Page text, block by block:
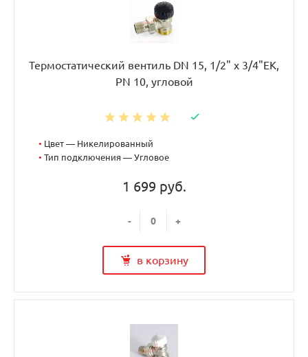
Термостатический вентиль DN 15, 1/2" х 3/4"EK,
PN 10, угловой
• Цвет — Никелированный
• Тип подключения — Угловое
1 699 руб.
- +
в корзину